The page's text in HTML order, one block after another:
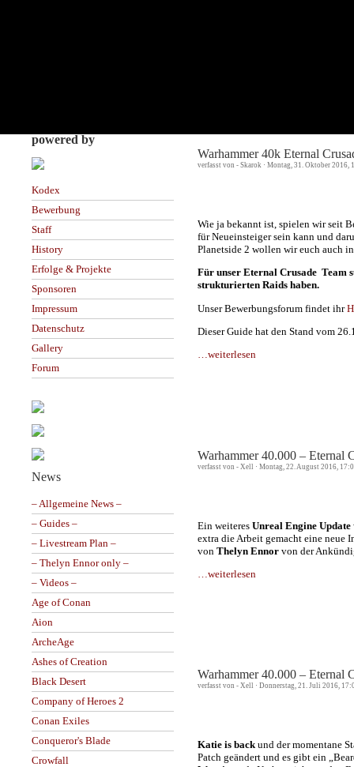
powered by
Kodex
Bewerbung
Staff
History
Erfolge & Projekte
Sponsoren
Impressum
Datenschutz
Gallery
Forum
News
– Allgemeine News –
– Guides –
– Livestream Plan –
– Thelyn Ennor only –
– Videos –
Age of Conan
Aion
ArcheAge
Ashes of Creation
Black Desert
Company of Heroes 2
Conan Exiles
Conqueror's Blade
Crowfall
Warhammer 40k Eternal
verfasst von - Skarok · Montag, 31. Oktober 2016,
Wie ja bekannt ist, spielen wir seit
für Neueinsteiger sein kann und
Planetside 2 wollen wir euch auch
Für unser Eternal Crusade Team
strukturierten Raids haben.
Unser Bewerbungsforum findet ihr
Dieser Guide hat den Stand vom
…weiterlesen
Warhammer 40.000 – Eternal
verfasst von - Xell · Montag, 22. August 2016,
Ein weiteres Unreal Engine Update
extra die Arbeit gemacht eine neue
von Thelyn Ennor von der
…weiterlesen
Warhammer 40.000 – Eternal
verfasst von - Xell · Donnerstag, 21. Juli 2016,
Katie is backund der momentane
Patch geändert und es gibt ein